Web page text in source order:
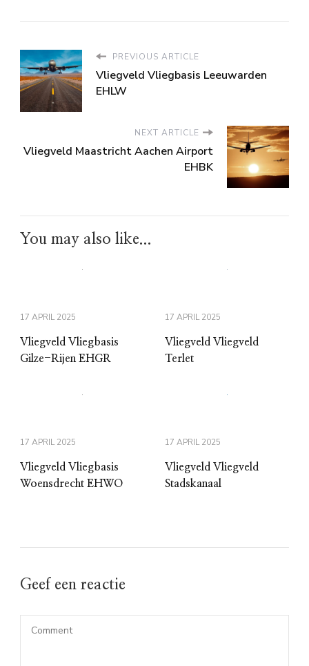
PREVIOUS ARTICLE
Vliegveld Vliegbasis Leeuwarden
EHLW
NEXT ARTICLE
Vliegveld Maastricht Aachen Airport
EHBK
You may also like...
17 APRIL 2025
Vliegveld Vliegbasis
Gilze-Rijen EHGR
17 APRIL 2025
Vliegveld Vliegveld
Terlet
17 APRIL 2025
Vliegveld Vliegbasis
Woensdrecht EHWO
17 APRIL 2025
Vliegveld Vliegveld
Stadskanaal
Geef een reactie